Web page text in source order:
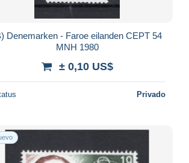
Denemarken - Faroe eilanden CEPT 54
MNH 1980
± 0,10 US$
Privado